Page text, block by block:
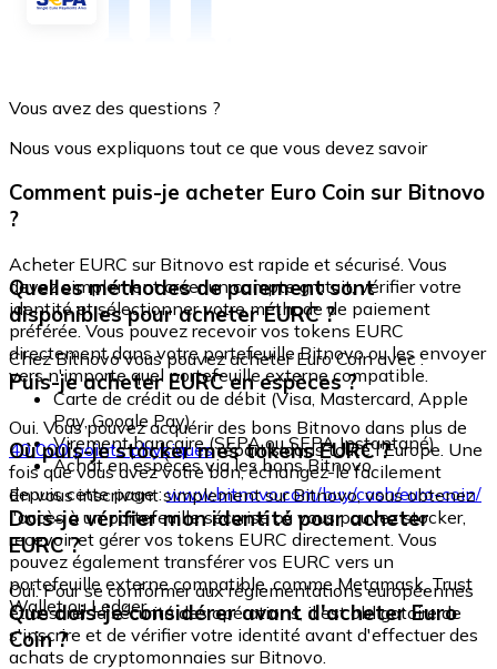
Vous avez des questions ?
Nous vous expliquons tout ce que vous devez savoir
Comment puis-je acheter Euro Coin sur Bitnovo
?
Acheter EURC sur Bitnovo est rapide et sécurisé. Vous
devez simplement créer un compte gratuit, vérifier votre
identité et sélectionner votre méthode de paiement
préférée. Vous pouvez recevoir vos tokens EURC
directement dans votre portefeuille Bitnovo ou les envoyer
vers n'importe quel portefeuille externe compatible.
Quelles méthodes de paiement sont
disponibles pour acheter EURC ?
Chez Bitnovo vous pouvez acheter Euro Coin avec :
Carte de crédit ou de débit (Visa, Mastercard, Apple
Pay, Google Pay)
Virement bancaire (SEPA ou SEPA Instantané)
Achat en espèces via les bons Bitnovo
Puis-je acheter EURC en espèces ?
Oui. Vous pouvez acquérir des bons Bitnovo dans plus de
40 000 points physiquesrépartis dans toute l'Europe. Une
fois que vous avez votre bon, échangez-le facilement
depuis cette page :www.bitnovo.com/buy/cash/euro-coin/
Où puis-je stocker mes tokens EURC ?
En vous inscrivant simplement sur Bitnovo, vous obtenez
l'accès à un portefeuille sécurisé où vous pouvez stocker,
recevoir et gérer vos tokens EURC directement. Vous
pouvez également transférer vos EURC vers un
portefeuille externe compatible, comme Metamask, Trust
Wallet ou Ledger.
Dois-je vérifier mon identité pour acheter
EURC ?
Oui. Pour se conformer aux réglementations européennes
et assurer la sécurité des opérations, il est obligatoire de
s'inscrire et de vérifier votre identité avant d'effectuer des
achats de cryptomonnaies sur Bitnovo.
Que dois-je considérer avant d'acheter Euro
Coin ?